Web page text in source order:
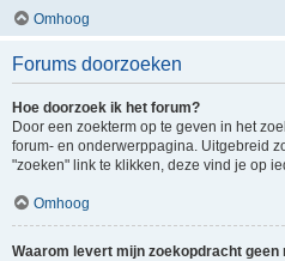
Omhoog
Forums doorzoeken
Hoe doorzoek ik het forum?
Door een zoekterm op te geven in het
forum- en onderwerppagina. Uitgebreid
"zoeken" link te klikken, deze vind je op
Omhoog
Waarom levert mijn zoekopdracht geen